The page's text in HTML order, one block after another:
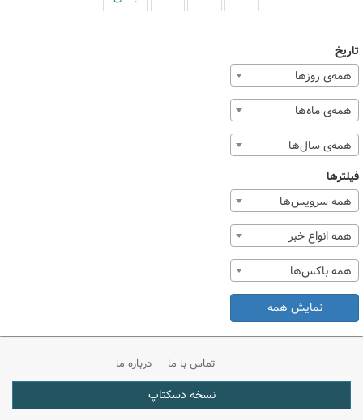
تاریخ
همه‌ی روزها
همه‌ی ماه‌ها
همه‌ی سال‌ها
فیلترها
همه سرویس‌ها
همه انواع خبر
همه باکس‌ها
نمایش همه
تماس با ما درباره ما
نسخه دسکتاپ